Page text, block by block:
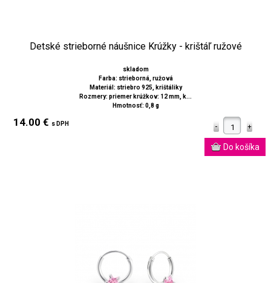
Detské strieborné náušnice Krúžky - krištáľ ružové
skladom
Farba: strieborná, ružová
Materiál: striebro 925, krištáliky
Rozmery: priemer krúžkov: 12 mm, k...
Hmotnosť: 0,8 g
14.00 € s DPH